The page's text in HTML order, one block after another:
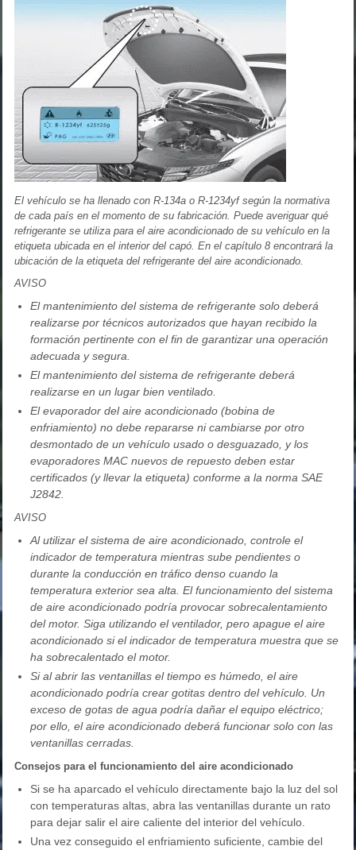
El vehículo se ha llenado con R-134a o R-1234yf según la normativa
de cada país en el momento de su fabricación. Puede averiguar qué
refrigerante se utiliza para el aire acondicionado de su vehículo en la
etiqueta ubicada en el interior del capó. En el capítulo 8 encontrará la
ubicación de la etiqueta del refrigerante del aire acondicionado.
AVISO
El mantenimiento del sistema de refrigerante solo deberá
realizarse por técnicos autorizados que hayan recibido la
formación pertinente con el fin de garantizar una operación
adecuada y segura.
El mantenimiento del sistema de refrigerante deberá
realizarse en un lugar bien ventilado.
El evaporador del aire acondicionado (bobina de
enfriamiento) no debe repararse ni cambiarse por otro
desmontado de un vehículo usado o desguazado, y los
evaporadores MAC nuevos de repuesto deben estar
certificados (y llevar la etiqueta) conforme a la norma SAE
J2842.
AVISO
Al utilizar el sistema de aire acondicionado, controle el
indicador de temperatura mientras sube pendientes o
durante la conducción en tráfico denso cuando la
temperatura exterior sea alta. El funcionamiento del sistema
de aire acondicionado podría provocar sobrecalentamiento
del motor. Siga utilizando el ventilador, pero apague el aire
acondicionado si el indicador de temperatura muestra que se
ha sobrecalentado el motor.
Si al abrir las ventanillas el tiempo es húmedo, el aire
acondicionado podría crear gotitas dentro del vehículo. Un
exceso de gotas de agua podría dañar el equipo eléctrico;
por ello, el aire acondicionado deberá funcionar solo con las
ventanillas cerradas.
Consejos para el funcionamiento del aire acondicionado
Si se ha aparcado el vehículo directamente bajo la luz del sol
con temperaturas altas, abra las ventanillas durante un rato
para dejar salir el aire caliente del interior del vehículo.
Una vez conseguido el enfriamiento suficiente, cambie del